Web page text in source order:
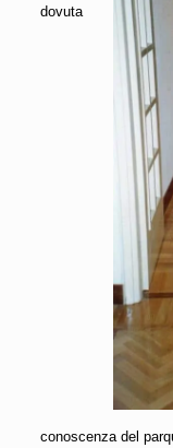
dovuta
conoscenza del